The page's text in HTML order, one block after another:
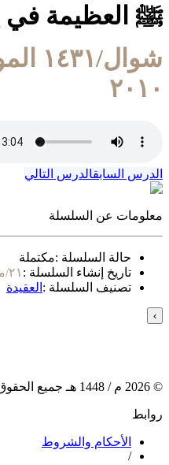
ﷺ العظيمة في
٢٠١٠
الدرس السابقالدرس التالي
معلومات عن السلسلة
حالة السلسلة :مكتملة
تاريخ إنشاء السلسلة : ٢١/محرم/١٤٤٠
تصنيف السلسلة : العقيدة
›
©
2026 م / 1448 هـ جميع
روابط
الأحكام والشروط
/